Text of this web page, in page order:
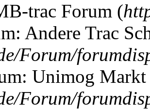
trac Forum (
Andere Trac
Forum/
Unimog
Forum/